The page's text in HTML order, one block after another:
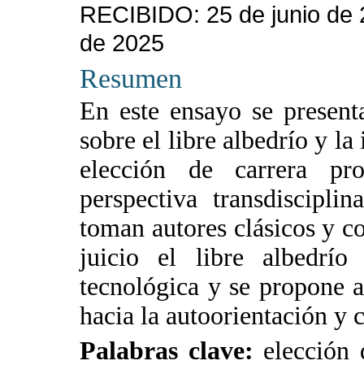
RECIBIDO: 25 de junio de
de 2025
Resumen
En este ensayo se
sobre el libre albedrío y la
elección de carrera
perspectiva
toman autores clásicos y
juicio el libre albedrío
tecnológica y se propone
hacia la autoorientación y
Palabras clave: elección